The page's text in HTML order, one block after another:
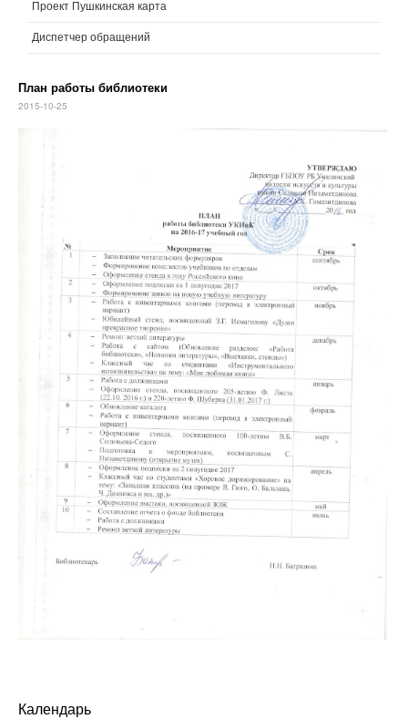
Проект Пушкинская карта
Диспетчер обращений
План работы библиотеки
2015-10-25
Календарь